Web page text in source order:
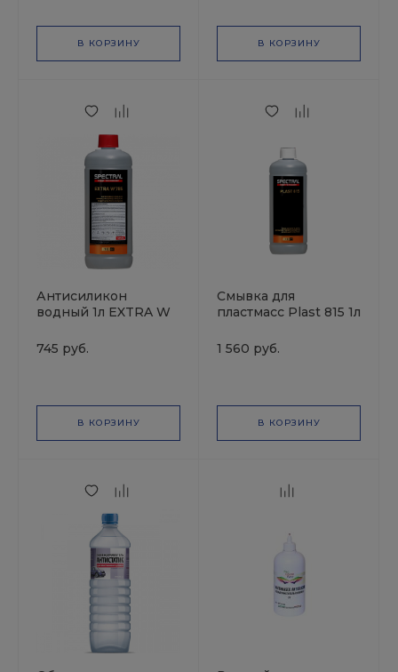
В КОРЗИНУ В КОРЗИНУ
Антисиликон
водный 1л EXTRA W
745 руб.
В КОРЗИНУ
Смывка для
пластмасс Plast 815 1л
1 560 руб.
В КОРЗИНУ